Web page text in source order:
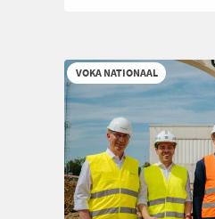
VOKA NATIONAAL